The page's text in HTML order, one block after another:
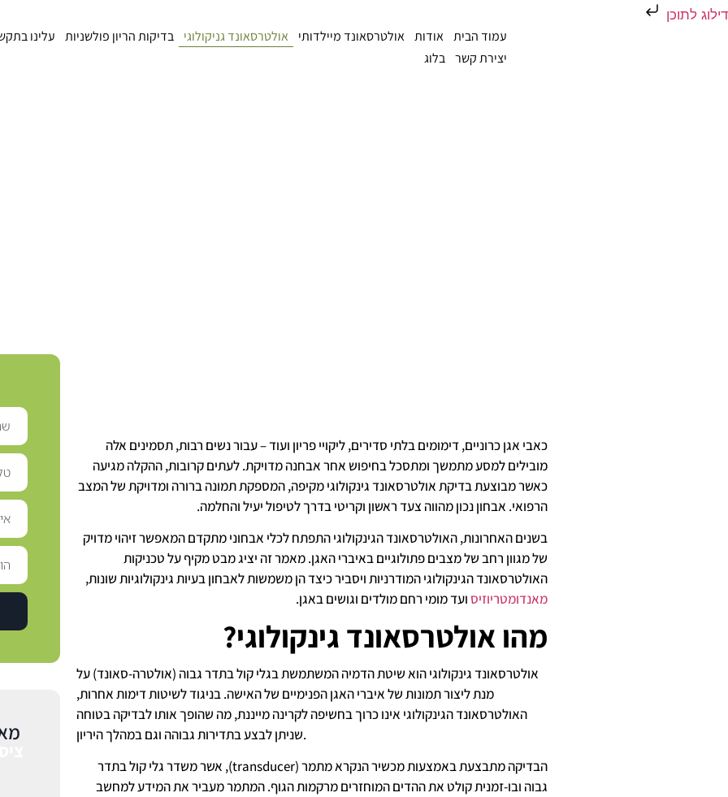
דילוג לתוכן
עמוד הבית אודות אולטרסאונד מיילדותי אולטרסאונד גניקולוגי בדיקות הריון פולשניות עלינו
יצירת קשר בלוג
כאבי אגן כרוניים, דימומים בלתי סדירים, ליקויי פריון ועוד – עבור נשים רבות, תסמינים אלה
מובילים למסע מתמשך ומתסכל בחיפוש אחר אבחנה מדויקת. לעתים קרובות, ההקלה מגיעה
כאשר מבוצעת בדיקת אולטרסאונד גינקולוגי מקיפה, המספקת תמונה ברורה ומדויקת של המצב
הרפואי. אבחון נכון מהווה צעד ראשון וקריטי בדרך לטיפול יעיל והחלמה.
בשנים האחרונות, האולטרסאונד הגינקולוגי התפתח לכלי אבחוני מתקדם המאפשר זיהוי מדויק
של מגוון רחב של מצבים פתולוגיים באיברי האגן. מאמר זה יציג מבט מקיף על טכניקות
האולטרסאונד הגינקולוגי המודרניות ויסביר כיצד הן משמשות לאבחון בעיות גינקולוגיות שונות,
מאנדומטריוזיס ועד מומי רחם מולדים וגושים באגן.
מהו אולטרסאונד גינקולוגי?
אולטרסאונד גינקולוגי הוא שיטת הדמיה המשתמשת בגלי קול בתדר גבוה (אולטרה-סאונד) על
מנת ליצור תמונות של איברי האגן הפנימיים של האישה. בניגוד לשיטות דימות אחרות,
האולטרסאונד הגינקולוגי אינו כרוך בחשיפה לקרינה מייננת, מה שהופך אותו לבדיקה בטוחה
שניתן לבצע בתדירות גבוהה וגם במהלך היריון.
הבדיקה מתבצעת באמצעות מכשיר הנקרא מתמר (transducer), אשר משדר גלי קול בתדר
גבוה ובו-זמנית קולט את ההדים המוחזרים מרקמות הגוף. המתמר מעביר את המידע למחשב